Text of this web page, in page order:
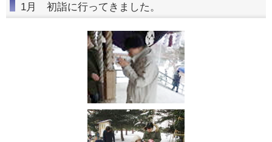
1月 初詣に行ってきました。